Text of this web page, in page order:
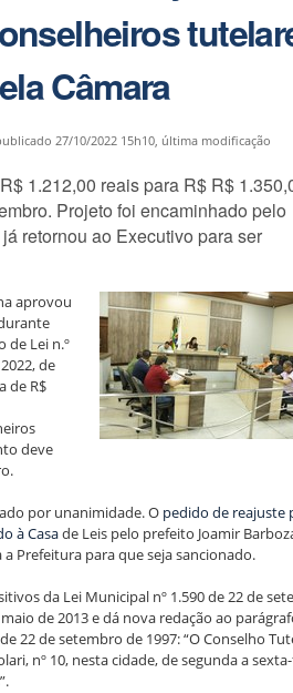
Câmara
27/10/2022 15h10, última modificação
1.212,00 reais para R$ R$
Projeto foi encaminhado pelo
retornou ao Executivo para ser
aprovou
de Lei n.º
de
de R$
deve
por unanimidade. O pedido de reajuste
à Casade Leis pelo prefeito Joamir
Prefeitura para que seja sancionado.
da Lei Municipal nº 1.590 de 22 de
de 2013 e dá nova redação ao
22 de setembro de 1997: “O Conselho
nº 10, nesta cidade, de segunda a